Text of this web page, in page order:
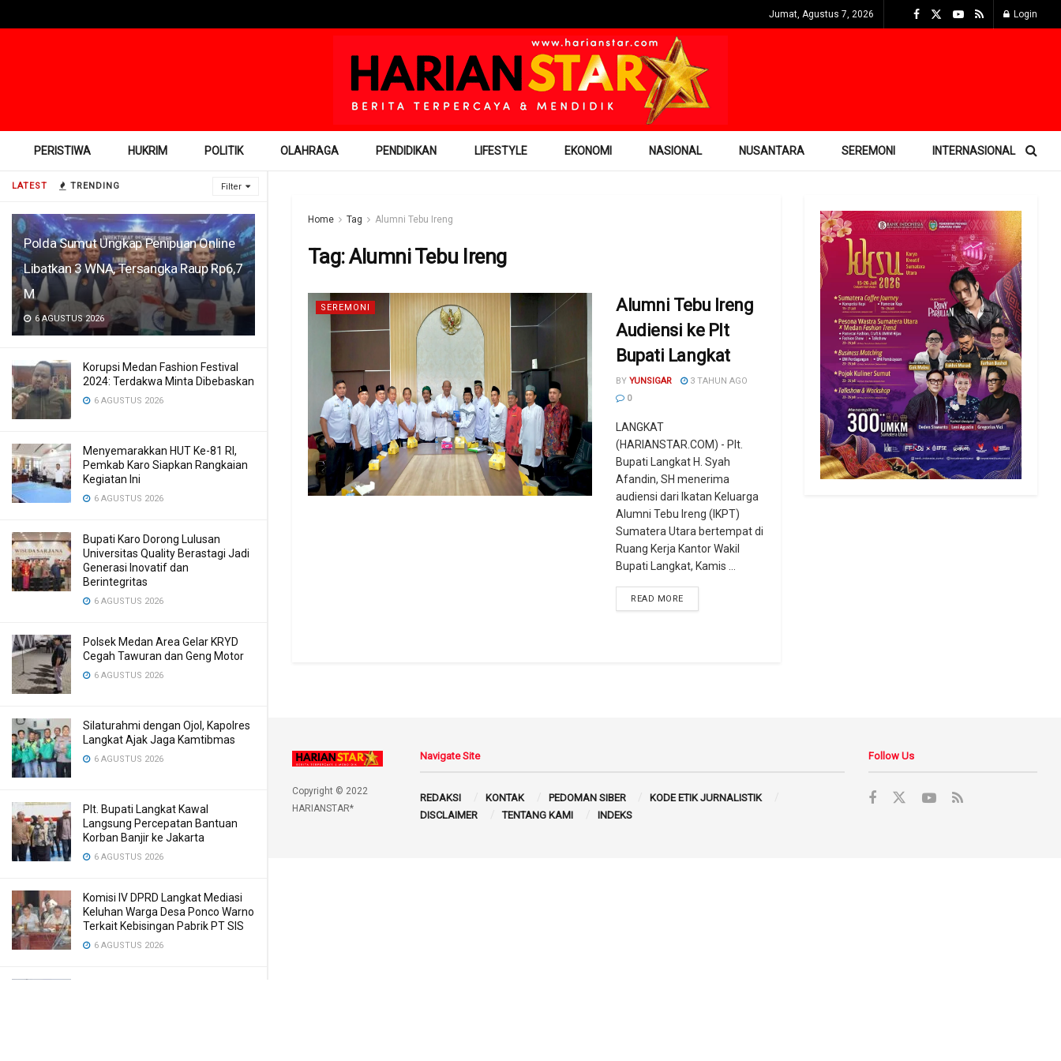
LATEST TRENDING Filter
Polda Sumut Ungkap Penipuan Online
Libatkan 3 WNA, Tersangka Raup Rp6,7
M
6 AGUSTUS 2026
Korupsi Medan Fashion Festival
2024: Terdakwa Minta Dibebaskan
6 AGUSTUS 2026
Menyemarakkan HUT Ke-81 RI,
Pemkab Karo Siapkan Rangkaian
Kegiatan Ini
6 AGUSTUS 2026
Bupati Karo Dorong Lulusan
Universitas Quality Berastagi Jadi
Generasi Inovatif dan
Berintegritas
6 AGUSTUS 2026
Polsek Medan Area Gelar KRYD
Cegah Tawuran dan Geng Motor
6 AGUSTUS 2026
Silaturahmi dengan Ojol, Kapolres
Langkat Ajak Jaga Kamtibmas
6 AGUSTUS 2026
Plt. Bupati Langkat Kawal
Langsung Percepatan Bantuan
Korban Banjir ke Jakarta
6 AGUSTUS 2026
Komisi IV DPRD Langkat Mediasi
Keluhan Warga Desa Ponco Warno
Terkait Kebisingan Pabrik PT SIS
6 AGUSTUS 2026
Jumat, Agustus 7, 2026 Login
PERISTIWA HUKRIM POLITIK OLAHRAGA PENDIDIKAN LIFESTYLE EKONOMI NASIONAL NUSANTARA SEREMONI INTERNASIONAL
Home Tag Alumni Tebu Ireng
Tag:Alumni Tebu Ireng
SEREMONI
Alumni Tebu Ireng
Audiensi ke Plt
Bupati Langkat
BY YUNSIGAR
3 TAHUN AGO
0
LANGKAT
(HARIANSTAR.COM) - Plt.
Bupati Langkat H. Syah
Afandin, SH menerima
audiensi dari Ikatan Keluarga
Alumni Tebu Ireng (IKPT)
Sumatera Utara bertempat di
Ruang Kerja Kantor Wakil
Bupati Langkat, Kamis ...
READ MORE
Copyright © 2022
HARIANSTAR*
Navigate Site
REDAKSI KONTAK PEDOMAN SIBER
KODE ETIK JURNALISTIK
DISCLAIMER
TENTANG KAMI INDEKS
Follow Us